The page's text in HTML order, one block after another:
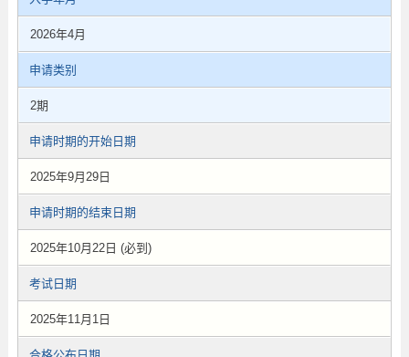
2026年4月
申请类别
2期
申请时期的开始日期
2025年9月29日
申请时期的结束日期
2025年10月22日 (必到)
考试日期
2025年11月1日